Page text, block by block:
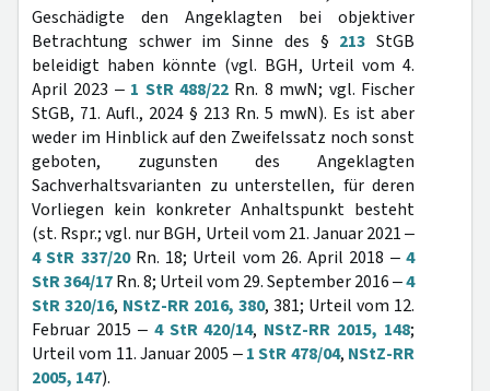
Geschädigte den Angeklagten bei objektiver
Betrachtung schwer im Sinne des § 213 StGB
beleidigt haben könnte (vgl. BGH, Urteil vom 4.
April 2023 ‒ 1 StR 488/22 Rn. 8 mwN; vgl. Fischer
StGB, 71. Aufl., 2024 § 213 Rn. 5 mwN). Es ist aber
weder im Hinblick auf den Zweifelssatz noch sonst
geboten, zugunsten des Angeklagten
Sachverhaltsvarianten zu unterstellen, für deren
Vorliegen kein konkreter Anhaltspunkt besteht
(st. Rspr.; vgl. nur BGH, Urteil vom 21. Januar 2021 ‒
4 StR 337/20Rn. 18; Urteil vom 26. April 2018 ‒4
StR 364/17Rn. 8; Urteil vom 29. September 2016 ‒4
StR 320/16, NStZ-RR 2016, 380, 381; Urteil vom 12.
Februar 2015 ‒ 4 StR 420/14, NStZ-RR 2015, 148;
Urteil vom 11. Januar 2005 ‒1 StR 478/04, NStZ-RR
2005, 147).